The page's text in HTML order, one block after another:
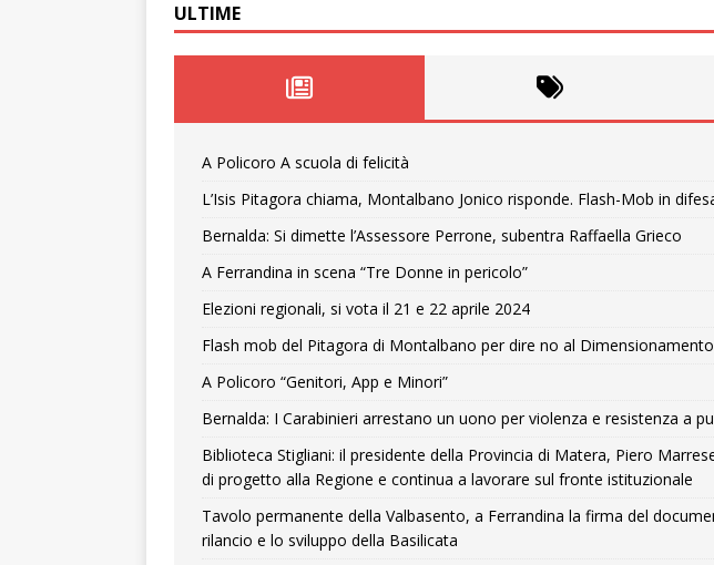
ULTIME
A Policoro A scuola di felicità
L’Isis Pitagora chiama, Montalbano Jonico risponde. Flash-Mob in
Bernalda: Si dimette l’Assessore Perrone, subentra Raffaella Grieco
A Ferrandina in scena “Tre Donne in pericolo”
Elezioni regionali, si vota il 21 e 22 aprile 2024
Flash mob del Pitagora di Montalbano per dire no al
A Policoro “Genitori, App e Minori”
Bernalda: I Carabinieri arrestano un uono per violenza e resistenza a
Biblioteca Stigliani: il presidente della Provincia di Matera, Piero
di progetto alla Regione e continua a lavorare sul fronte istituzionale
Tavolo permanente della Valbasento, a Ferrandina la firma del
rilancio e lo sviluppo della Basilicata